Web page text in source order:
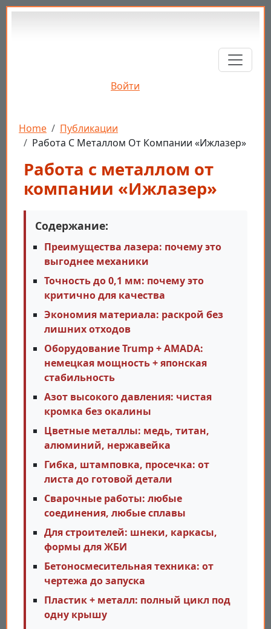
Перейти к основному содержанию
Войти
Строка навигации
Home
Публикации
Работа С Металлом От Компании «Ижлазер»
Работа с металлом от
компании «Ижлазер»
Содержание:
Преимущества лазера: почему это
выгоднее механики
Точность до 0,1 мм: почему это
критично для качества
Экономия материала: раскрой без
лишних отходов
Оборудование Trump + AMADA:
немецкая мощность + японская
стабильность
Азот высокого давления: чистая
кромка без окалины
Цветные металлы: медь, титан,
алюминий, нержавейка
Гибка, штамповка, просечка: от
листа до готовой детали
Сварочные работы: любые
соединения, любые сплавы
Для строителей: шнеки, каркасы,
формы для ЖБИ
Бетоносмесительная техника: от
чертежа до запуска
Пластик + металл: полный цикл под
одну крышу